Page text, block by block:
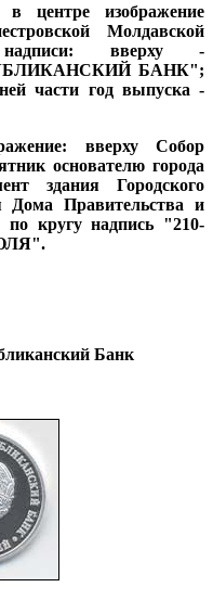
центре изображение
Молдавской
вверху -
БАНК";
части год выпуска -
вверху Собор
основателю города
здания Городского
Дома Правительства и
кругу надпись "210-
Банк